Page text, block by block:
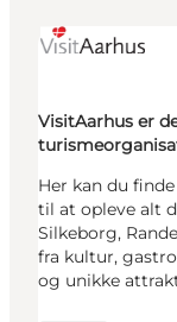
VisitAarhus er
Her kan du
til at opleve alt
Silkeborg,
fra kultur,
og unikke